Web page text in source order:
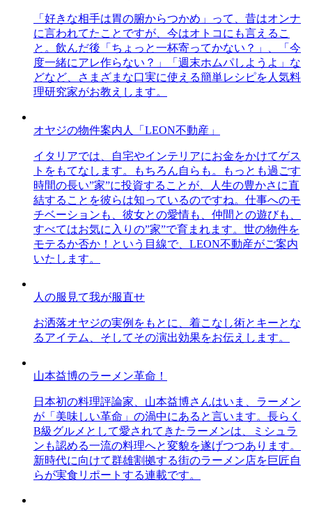
「好きな相手は胃の腑からつかめ」って、昔はオンナ
に言われてたことですが、今はオトコにも言えるこ
と。飲んだ後「ちょっと一杯寄ってかない？」、「今
度一緒にアレ作らない？」「週末ホムパしようよ」な
どなど、さまざまな口実に使える簡単レシピを人気料
理研究家がお教えします。
オヤジの物件案内人「LEON不動産」
イタリアでは、自宅やインテリアにお金をかけてゲス
トをもてなします。もちろん自らも。もっとも過ごす
時間の長い”家”に投資することが、人生の豊かさに直
結することを彼らは知っているのですね。仕事へのモ
チベーションも、彼女との愛情も、仲間との遊びも、
すべてはお気に入りの”家”で育まれます。世の物件を
モテるか否か！という目線で、LEON不動産がご案内
いたします。
人の服見て我が服直せ
お洒落オヤジの実例をもとに、着こなし術とキーとな
るアイテム、そしてその演出効果をお伝えします。
山本益博のラーメン革命！
日本初の料理評論家、山本益博さんはいま、ラーメン
が「美味しい革命」の渦中にあると言います。長らく
B級グルメとして愛されてきたラーメンは、ミシュラ
ンも認める一流の料理へと変貌を遂げつつあります。
新時代に向けて群雄割拠する街のラーメン店を巨匠自
らが実食リポートする連載です。